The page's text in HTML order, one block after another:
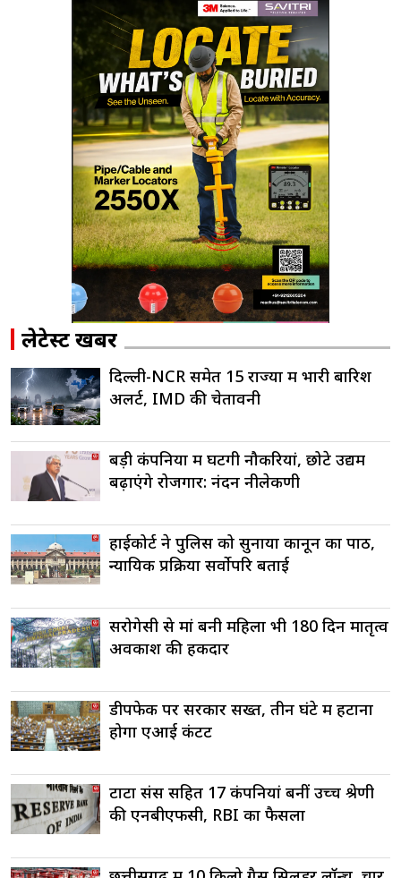
लेटेस्ट खबरें
दिल्ली-NCR समेत 15 राज्यों में भारी बारिश
अलर्ट, IMD की चेतावनी
बड़ी कंपनियों में घटेंगी नौकरियां, छोटे उद्यम
बढ़ाएंगे रोजगार: नंदन नीलेकणी
हाईकोर्ट ने पुलिस को सुनाया कानून का पाठ,
न्यायिक प्रक्रिया सर्वोपरि बताई
सरोगेसी से मां बनी महिला भी 180 दिन मातृत्व
अवकाश की हकदार
डीपफेक पर सरकार सख्त, तीन घंटे में हटाना
होगा एआई कंटेंट
टाटा संस सहित 17 कंपनियां बनीं उच्च श्रेणी
की एनबीएफसी, RBI का फैसला